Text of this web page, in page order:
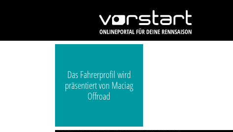
Das Fahrerprofil wird
präsentiert von Maciag
Offroad